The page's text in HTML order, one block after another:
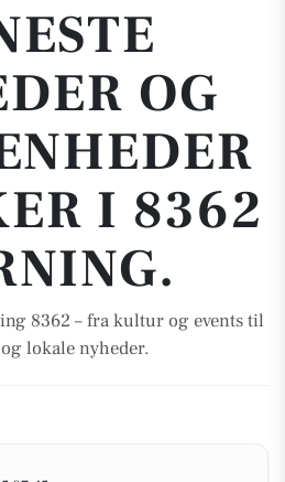
OG
I 8362
8362 – fra kultur og events til
lokale nyheder.